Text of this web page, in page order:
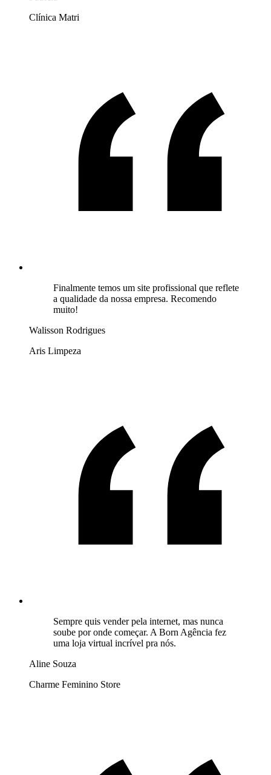
Clínica Matri
Finalmente temos um site profissional que reflete
a qualidade da nossa empresa. Recomendo
muito!
Walisson Rodrigues
Aris Limpeza
Sempre quis vender pela internet, mas nunca
soube por onde começar. A Born Agência fez
uma loja virtual incrível pra nós.
Aline Souza
Charme Feminino Store